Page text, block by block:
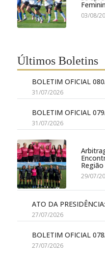
03/08/
Últimos Boletins
BOLETIM OFICIAL
31/07/2026
BOLETIM OFICIAL
31/07/2026
Região
29/07/
ATO DA
27/07/2026
BOLETIM OFICIAL
27/07/2026